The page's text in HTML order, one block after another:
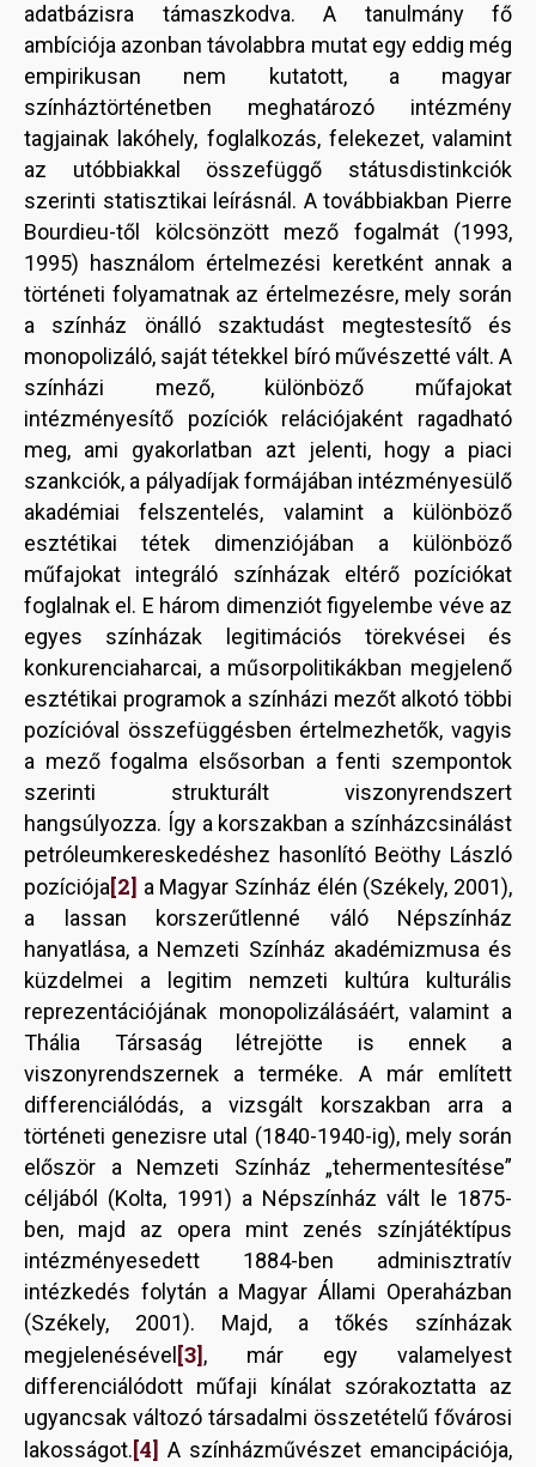
adatbázisra támaszkodva. A tanulmány fő
ambíciója azonban távolabbra mutat egy eddig még
empirikusan nem kutatott, a magyar
színháztörténetben meghatározó intézmény
tagjainak lakóhely, foglalkozás, felekezet, valamint
az utóbbiakkal összefüggő státusdistinkciók
szerinti statisztikai leírásnál. A továbbiakban Pierre
Bourdieu-től kölcsönzött mező fogalmát (1993,
1995) használom értelmezési keretként annak a
történeti folyamatnak az értelmezésre, mely során
a színház önálló szaktudást megtestesítő és
monopolizáló, saját tétekkel bíró művészetté vált. A
színházi mező, különböző műfajokat
intézményesítő pozíciók relációjaként ragadható
meg, ami gyakorlatban azt jelenti, hogy a piaci
szankciók, a pályadíjak formájában intézményesülő
akadémiai felszentelés, valamint a különböző
esztétikai tétek dimenziójában a különböző
műfajokat integráló színházak eltérő pozíciókat
foglalnak el. E három dimenziót figyelembe véve az
egyes színházak legitimációs törekvései és
konkurenciaharcai, a műsorpolitikákban megjelenő
esztétikai programok a színházi mezőt alkotó többi
pozícióval összefüggésben értelmezhetők, vagyis
a mező fogalma elsősorban a fenti szempontok
szerinti strukturált viszonyrendszert
hangsúlyozza. Így a korszakban a színházcsinálást
petróleumkereskedéshez hasonlító Beöthy László
pozíciója[2] a Magyar Színház élén (Székely, 2001),
a lassan korszerűtlenné váló Népszínház
hanyatlása, a Nemzeti Színház akadémizmusa és
küzdelmei a legitim nemzeti kultúra kulturális
reprezentációjának monopolizálásáért, valamint a
Thália Társaság létrejötte is ennek a
viszonyrendszernek a terméke. A már említett
differenciálódás, a vizsgált korszakban arra a
történeti genezisre utal (1840-1940-ig), mely során
először a Nemzeti Színház „tehermentesítése”
céljából (Kolta, 1991) a Népszínház vált le 1875-
ben, majd az opera mint zenés színjátéktípus
intézményesedett 1884-ben adminisztratív
intézkedés folytán a Magyar Állami Operaházban
(Székely, 2001). Majd, a tőkés színházak
megjelenésével [3], már egy valamelyest
differenciálódott műfaji kínálat szórakoztatta az
ugyancsak változó társadalmi összetételű fővárosi
lakosságot.[4] A színházművészet emancipációja,